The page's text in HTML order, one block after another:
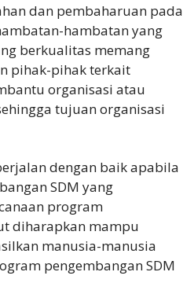
dan pembaharuan pada
hambatan yang
berkualitas memang
pihak-pihak terkait
organisasi atau
tujuan organisasi
dengan baik apabila
SDM yang
program
diharapkan mampu
manusia-manusia
pengembangan SDM